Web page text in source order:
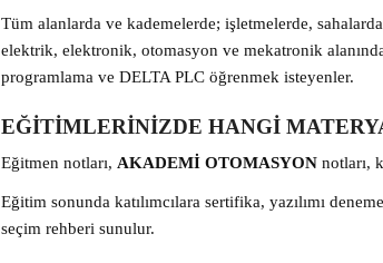
Tüm alanlarda ve kademelerde; işletmelerde,
elektrik, elektronik, otomasyon ve mekatronik
programlama ve DELTA PLC öğrenmek isteyenler.
EĞİTİMLERİNİZDE HANGİ
Eğitmen notları, AKADEMİ OTOMASYONnotları,
Eğitim sonunda katılımcılara sertifika, yazılımı
seçim rehberi sunulur.